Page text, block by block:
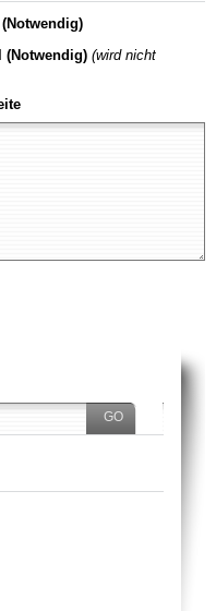
(Notwendig)
(Notwendig) (wird nicht